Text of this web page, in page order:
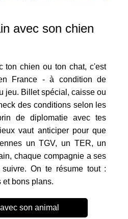
avec son chien
ton chien ou ton chat, c'est
France - à condition de
jeu. Billet spécial, caisse ou
des conditions selon les
de diplomatie avec tes
vaut anticiper pour que
un TGV, un TER, un
chaque compagnie a ses
On te résume tout :
et bons plans.
son animal